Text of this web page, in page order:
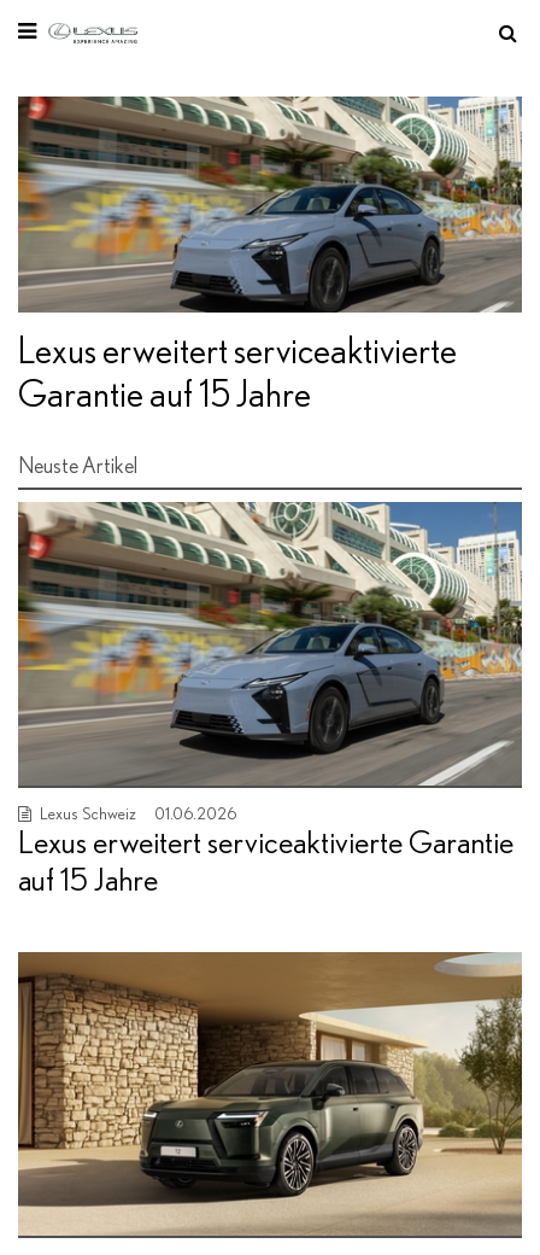
Lexus erweitert serviceaktivierte
Garantie auf 15 Jahre
Neuste Artikel
Lexus Schweiz 01.06.2026
Lexus erweitert serviceaktivierte Garantie
auf 15 Jahre